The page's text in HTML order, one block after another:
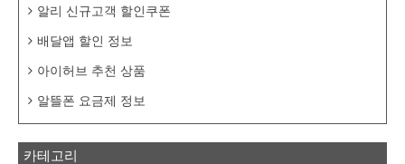
알리 신규고객 할인쿠폰
배달앱 할인 정보
아이허브 추천 상품
알뜰폰 요금제 정보
카테고리